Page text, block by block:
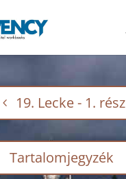
19. Lecke - 1. rész
Tartalomjegyzék